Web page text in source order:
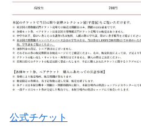
公式チケット